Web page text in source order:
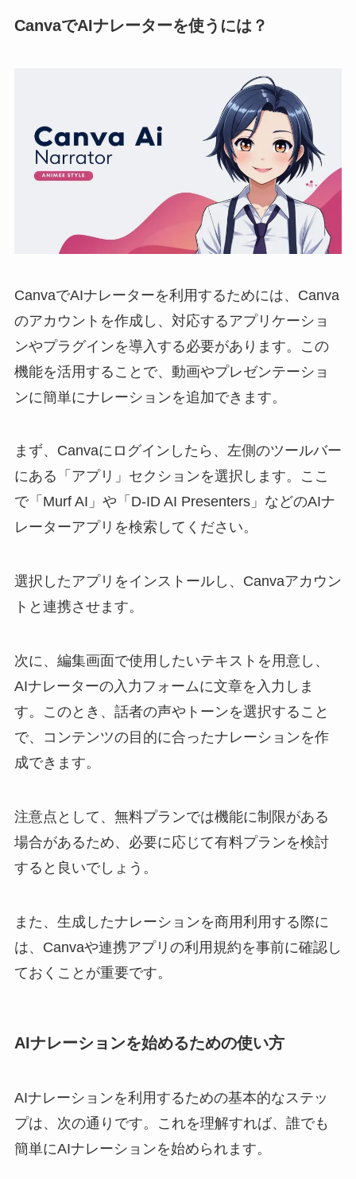
CanvaでAIナレーターを使うには？
CanvaでAIナレーターを利用するためには、Canva
のアカウントを作成し、対応するアプリケーショ
ンやプラグインを導入する必要があります。この
機能を活用することで、動画やプレゼンテーショ
ンに簡単にナレーションを追加できます。
まず、Canvaにログインしたら、左側のツールバー
にある「アプリ」セクションを選択します。ここ
で「Murf AI」や「D-ID AI Presenters」などのAIナ
レーターアプリを検索してください。
選択したアプリをインストールし、Canvaアカウン
トと連携させます。
次に、編集画面で使用したいテキストを用意し、
AIナレーターの入力フォームに文章を入力しま
す。このとき、話者の声やトーンを選択すること
で、コンテンツの目的に合ったナレーションを作
成できます。
注意点として、無料プランでは機能に制限がある
場合があるため、必要に応じて有料プランを検討
すると良いでしょう。
また、生成したナレーションを商用利用する際に
は、Canvaや連携アプリの利用規約を事前に確認し
ておくことが重要です。
AIナレーションを始めるための使い方
AIナレーションを利用するための基本的なステッ
プは、次の通りです。これを理解すれば、誰でも
簡単にAIナレーションを始められます。